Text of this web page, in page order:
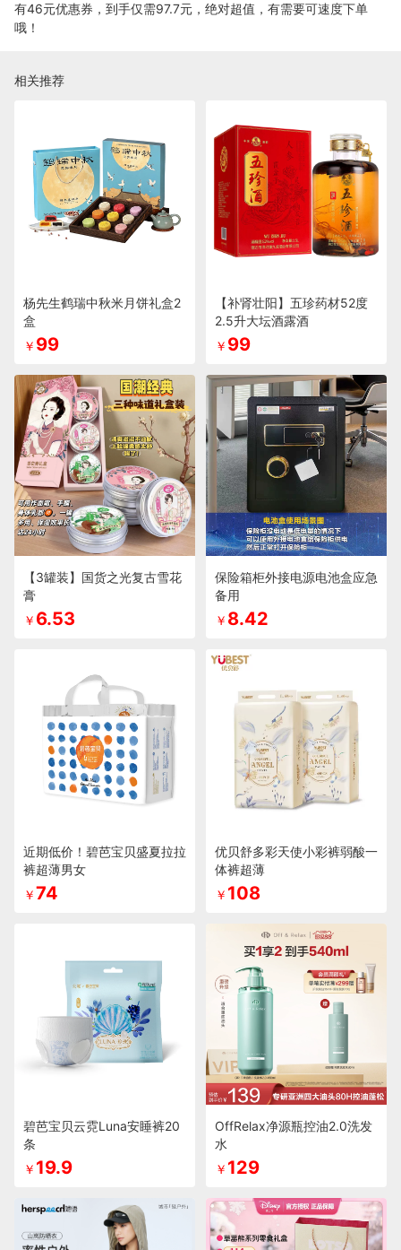
有46元优惠券，到手仅需97.7元，绝对超值，有需要可速度下单
哦！
相关推荐
杨先生鹤瑞中秋米月饼礼盒2
盒
￥ 99
【补肾壮阳】五珍药材52度
2.5升大坛酒露酒
￥ 99
【3罐装】国货之光复古雪花
膏
￥ 6.53
保险箱柜外接电源电池盒应急
备用
￥ 8.42
近期低价！碧芭宝贝盛夏拉拉
裤超薄男女
￥74
优贝舒多彩天使小彩裤弱酸一
体裤超薄
￥ 108
碧芭宝贝云霓Luna安睡裤20
条
￥ 19.9
OffRelax净源瓶控油2.0洗发
水
￥ 129